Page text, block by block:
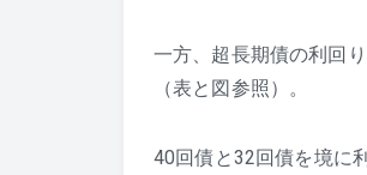
一方、超長期債の利回
（表と図参照）。
40回債と32回債を境に